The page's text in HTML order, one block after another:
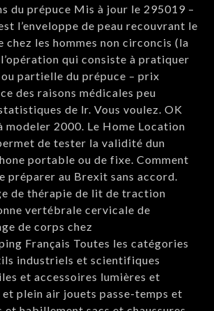
du prépuce Mis à jour le 295019 –
l’enveloppe de peau recouvrant le
chez les hommes non circoncis (la
qui consiste à pratiquer
partielle du prépuce – prix
des raisons médicales peu
de lr. Vous voulez. OK
modeler 2000. Le Home Location
de tester la validité dun
portable ou de fixe. Comment
préparer au Brexit sans accord.
de thérapie de lit de traction
vertébrale cervicale de
de corps chez
Français Toutes les catégories
industriels et scientifiques
et accessoires lumières et
plein air jouets passe-temps et